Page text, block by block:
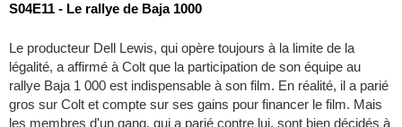
S04E11 - Le rallye de Baja 1000
Le producteur Dell Lewis, qui opère toujours à la limite de la
légalité, a affirmé à Colt que la participation de son équipe au
rallye Baja 1 000 est indispensable à son film. En réalité, il a parié
gros sur Colt et compte sur ses gains pour financer le film. Mais
les membres d'un gang, qui a parié contre lui, sont bien décidés à